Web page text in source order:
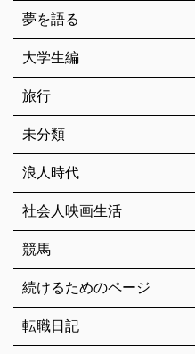
夢を語る
大学生編
旅行
未分類
浪人時代
社会人映画生活
競馬
続けるためのページ
転職日記